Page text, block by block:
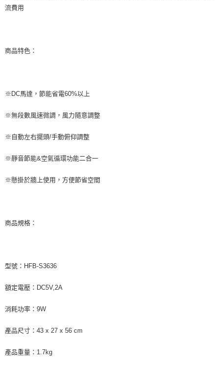
任。
恩沛科技股份有限公司將有權停止該用戶之使用額度並採取法律行動。
流費用
商品特色：
※DC馬達，節能省電60%以上
※無段數風速微調，風力隨意調整
※自動左右擺頭/手動俯仰調整
※靜音節能&空氣循環功能二合一
※懸掛於牆上使用，方便節省空間
商品規格：
型號：HFB-S3636
額定電壓：DC5V,2A
消耗功率：9W
產品尺寸：43 x 27 x 56 cm
產品重量：1.7kg